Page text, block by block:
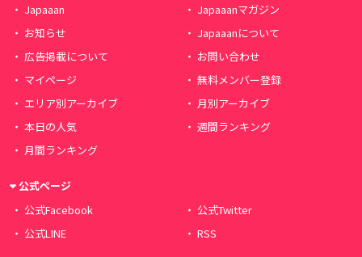
Japaaan
Japaaanマガジン
お知らせ
Japaaanについて
広告掲載について
お問い合わせ
マイページ
無料メンバー登録
エリア別アーカイブ
月別アーカイブ
本日の人気
週間ランキング
月間ランキング
公式ページ
公式Facebook
公式Twitter
公式LINE
RSS